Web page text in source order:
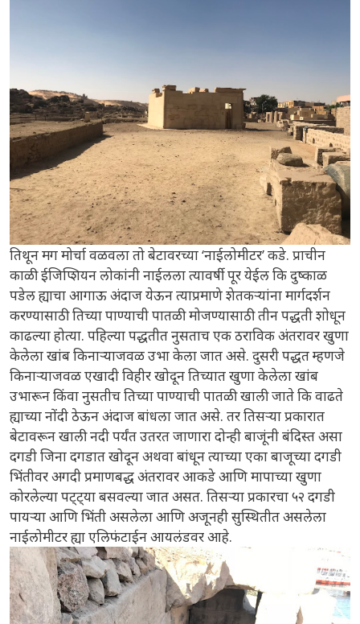
तिथून मग मोर्चा वळवला तो बेटावरच्या ‘नाईलोमीटर’ कडे. प्राचीन
काळी ईजिप्शियन लोकांनी नाईलला त्यावर्षी पूर येईल कि दुष्काळ
पडेल ह्याचा आगाऊ अंदाज येऊन त्याप्रमाणे शेतकऱ्यांना मार्गदर्शन
करण्यासाठी तिच्या पाण्याची पातळी मोजण्यासाठी तीन पद्धती शोधून
काढल्या होत्या. पहिल्या पद्धतीत नुसताच एक ठराविक अंतरावर खुणा
केलेला खांब किनाऱ्याजवळ उभा केला जात असे. दुसरी पद्धत म्हणजे
किनाऱ्याजवळ एखादी विहीर खोदून तिच्यात खुणा केलेला खांब
उभारून किंवा नुसतीच तिच्या पाण्याची पातळी खाली जाते कि वाढते
ह्याच्या नोंदी ठेऊन अंदाज बांधला जात असे. तर तिसऱ्या प्रकारात
बेटावरून खाली नदी पर्यंत उतरत जाणारा दोन्ही बाजूंनी बंदिस्त असा
दगडी जिना दगडात खोदून अथवा बांधून त्याच्या एका बाजूच्या दगडी
भिंतीवर अगदी प्रमाणबद्ध अंतरावर आकडे आणि मापाच्या खुणा
कोरलेल्या पट्ट्या बसवल्या जात असत. तिसऱ्या प्रकारचा ५२ दगडी
पायऱ्या आणि भिंती असलेला आणि अजूनही सुस्थितीत असलेला
नाईलोमीटर ह्या एलिफंटाईन आयलंडवर आहे.